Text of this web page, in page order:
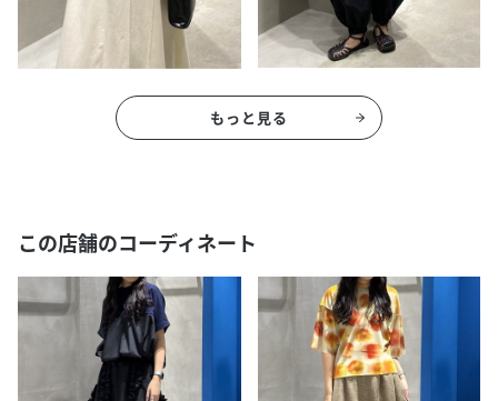
もっと見る
この店舗のコーディネート